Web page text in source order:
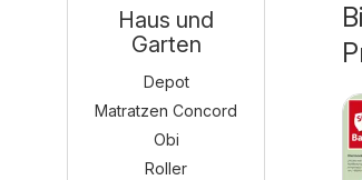
Haus und
Garten
Depot
Matratzen Concord
Obi
Roller